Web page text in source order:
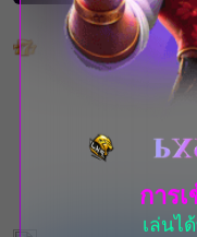
เกมยอดนิยม
การ
เล่นไ